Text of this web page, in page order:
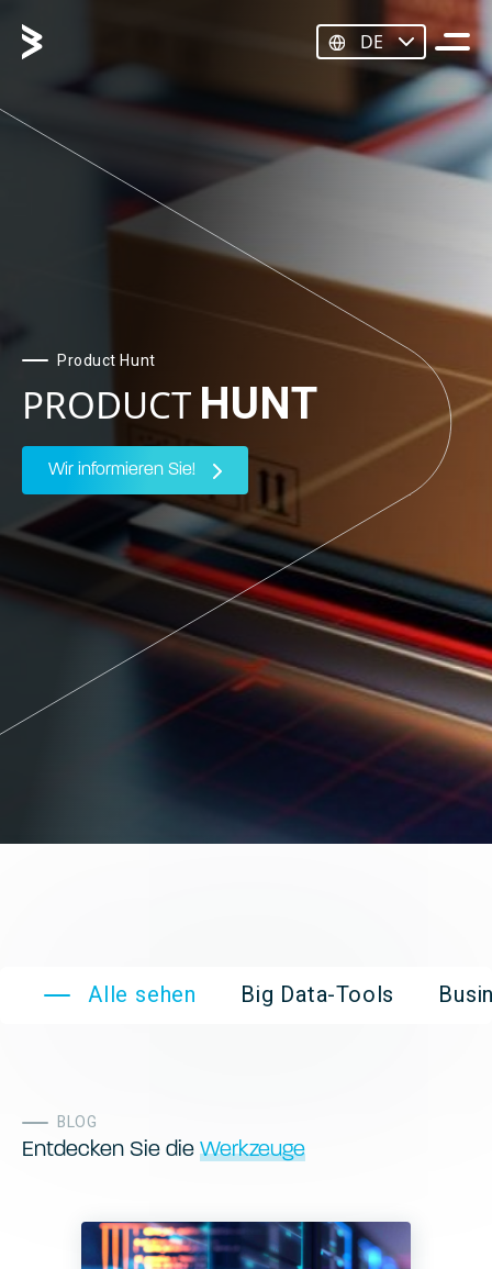
DE
Product Hunt
PRODUCT HUNT
Wir informieren Sie!
Alle sehen Big Data-Tools
BLOG
Entdecken Sie die Werkzeuge